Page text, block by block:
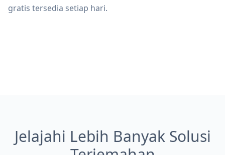
gratis tersedia setiap hari.
Jelajahi Lebih Banyak Solusi